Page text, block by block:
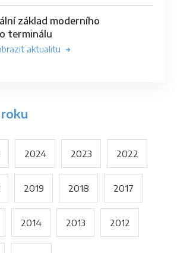
základ moderního
terminálu
aktualitu
2024 2023 2022
2019 2018 2017
2014 2013 2012